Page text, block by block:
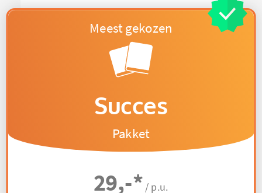
Succes
Pakket
29,-* / p.u.